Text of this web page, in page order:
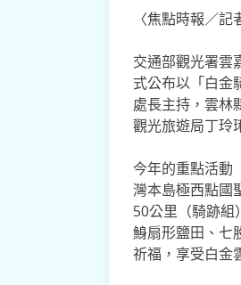
〈焦點時報／記
交通部觀光署雲
式公布以「白金
處長主持，雲林
觀光旅遊局丁玲
今年的重點活動
灣本島極西點國
50公里（騎跡組
鯓扇形鹽田、七
祈福，享受白金